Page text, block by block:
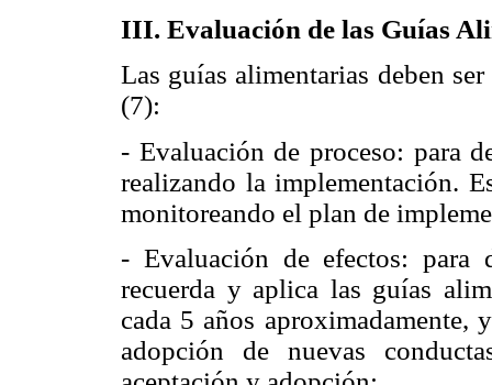
III. Evaluación de las Guías
Las guías alimentarias deben
(7):
- Evaluación de proceso: para
realizando la implementación.
monitoreando el plan de
- Evaluación de efectos:
recuerda y aplica las guías
cada 5 años aproximadamente,
adopción de nuevas